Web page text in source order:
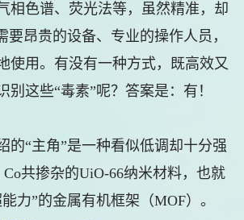
相色谱、荧光法等，虽然精准，却
昂贵的设备、专业的操作人员，
使用。有没有一种方式，既高效又
别这些“毒素”呢？答案是：有！
的“主角”是一种看似低调却十分强
共掺杂的UiO-66纳米材料，也就
力”的金属有机框架（MOF）。